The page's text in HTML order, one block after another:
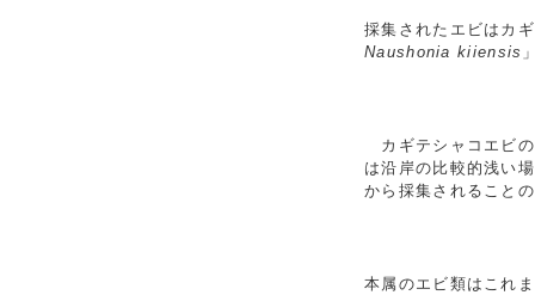
採集されたエビはカ
Naushonia kiiensis
カギテシャコエビの
は沿岸の比較的浅い
から採集されること
本属のエビ類はこれ